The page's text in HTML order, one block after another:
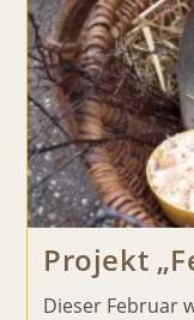
Projekt
Dieser Februar